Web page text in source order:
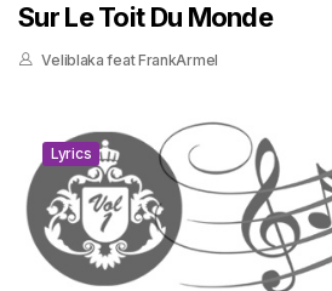
Sur Le Toit Du Monde
Veliblaka feat FrankArmel
Lyrics